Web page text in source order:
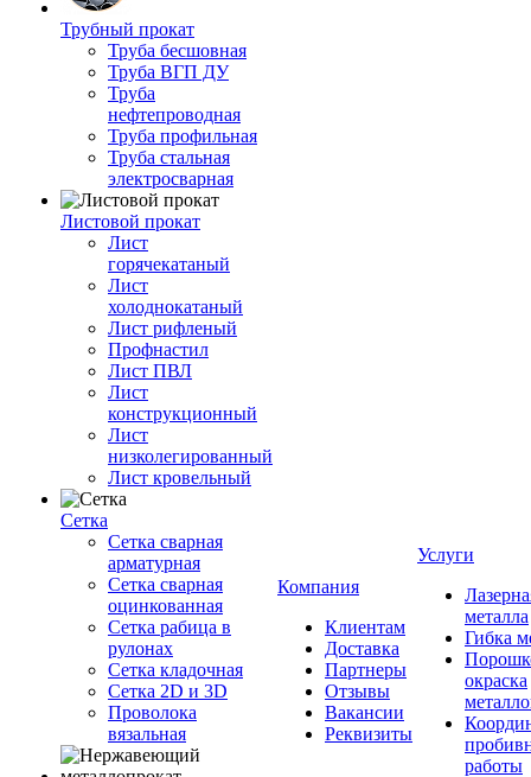
Трубный прокат
Труба бесшовная
Труба ВГП ДУ
Труба
нефтепроводная
Труба профильная
Труба стальная
электросварная
Листовой прокат
Лист
горячекатаный
Лист
холоднокатаный
Лист рифленый
Профнастил
Лист ПВЛ
Лист
конструкционный
Лист
низколегированный
Лист кровельный
Сетка
Сетка сварная
арматурная
Сетка сварная
оцинкованная
Сетка рабица в
рулонах
Сетка кладочная
Сетка 2D и 3D
Проволока
вязальная
Компания
Клиентам
Доставка
Партнеры
Отзывы
Вакансии
Реквизиты
Услуги
металла
Гибка
окраска
работы